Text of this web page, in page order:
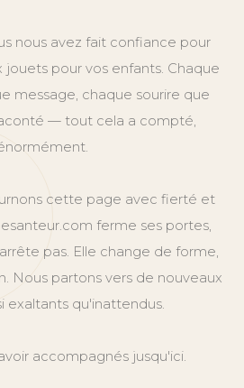
nous avez fait confiance pour
jouets pour vos enfants. Chaque
message, chaque sourire que
— tout cela a compté,
cette page avec fierté et
ferme ses portes,
pas. Elle change de forme,
Nous partons vers de nouveaux
exaltants qu'inattendus.
accompagnés jusqu'ici.